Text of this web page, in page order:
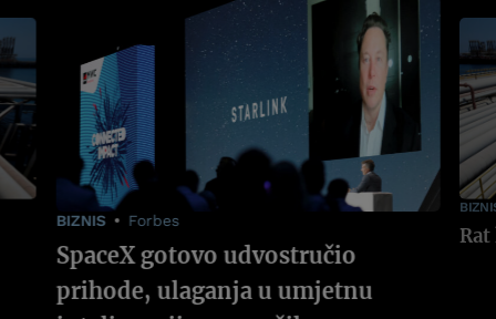
BIZNIS Forbes
SpaceX gotovo udvostručio
prihode, ulaganja u umjetnu